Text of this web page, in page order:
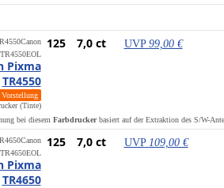
Canon
EOL
Pixma
TR4550
Vorstellung
(Tinte)
125 7,0 ct UVP 99,00 €
bei diesem Farbdruckerbasiert auf der Extraktion des S/W-
Canon
EOL
Pixma
TR4650
125 7,0 ct UVP 109,00 €